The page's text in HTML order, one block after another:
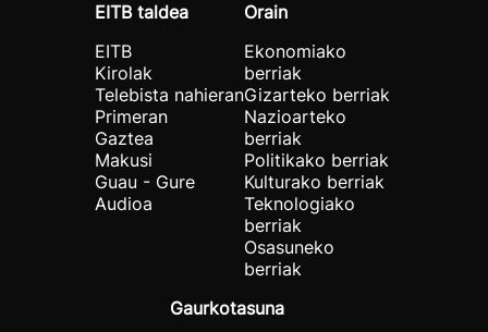
EITB taldea
EITB
Kirolak
Telebista nahieran
Primeran
Gaztea
Makusi
Guau - Gure
Audioa
Orain
Ekonomiako
berriak
Gizarteko berriak
Nazioarteko
berriak
Politikako berriak
Kulturako berriak
Teknologiako
berriak
Osasuneko
berriak
Gaurkotasuna